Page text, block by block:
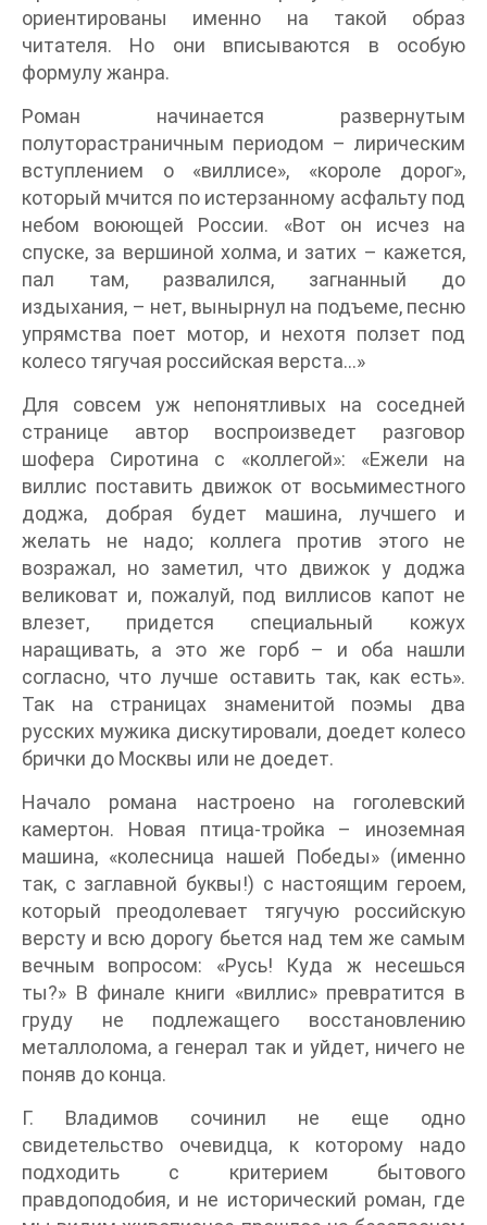
ориентированы именно на такой образ
читателя. Но они вписываются в особую
формулу жанра.
Роман начинается развернутым
полуторастраничным периодом – лирическим
вступлением о «виллисе», «короле дорог»,
который мчится по истерзанному асфальту под
небом воюющей России. «Вот он исчез на
спуске, за вершиной холма, и затих – кажется,
пал там, развалился, загнанный до
издыхания, – нет, вынырнул на подъеме, песню
упрямства поет мотор, и нехотя ползет под
колесо тягучая российская верста…»
Для совсем уж непонятливых на соседней
странице автор воспроизведет разговор
шофера Сиротина с «коллегой»: «Ежели на
виллис поставить движок от восьмиместного
доджа, добрая будет машина, лучшего и
желать не надо; коллега против этого не
возражал, но заметил, что движок у доджа
великоват и, пожалуй, под виллисов капот не
влезет, придется специальный кожух
наращивать, а это же горб – и оба нашли
согласно, что лучше оставить так, как есть».
Так на страницах знаменитой поэмы два
русских мужика дискутировали, доедет колесо
брички до Москвы или не доедет.
Начало романа настроено на гоголевский
камертон. Новая птица-тройка – иноземная
машина, «колесница нашей Победы» (именно
так, с заглавной буквы!) с настоящим героем,
который преодолевает тягучую российскую
версту и всю дорогу бьется над тем же самым
вечным вопросом: «Русь! Куда ж несешься
ты?» В финале книги «виллис» превратится в
груду не подлежащего восстановлению
металлолома, а генерал так и уйдет, ничего не
поняв до конца.
Г. Владимов сочинил не еще одно
свидетельство очевидца, к которому надо
подходить с критерием бытового
правдоподобия, и не исторический роман, где